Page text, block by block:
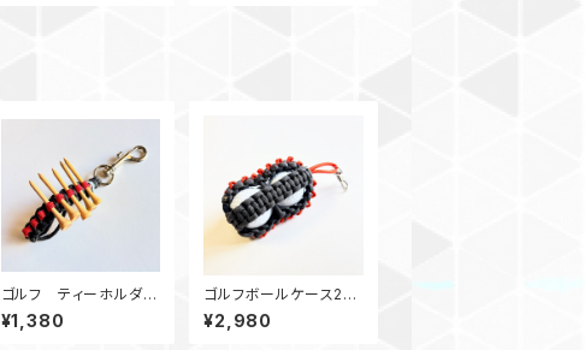
ゴルフ ティーホルダー
ベルトループ グレー・
赤 パラコード
¥1,380
ゴルフボールケース2
ティーホルダー Gオレン
ジ
¥2,980